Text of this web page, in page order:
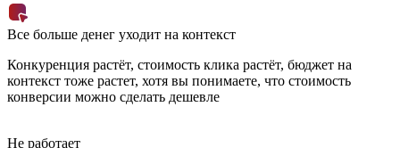
Все больше денег уходит на контекст
Конкуренция растёт, стоимость клика растёт, бюджет на
контекст тоже растет, хотя вы понимаете, что стоимость
конверсии можно сделать дешевле
Не работает